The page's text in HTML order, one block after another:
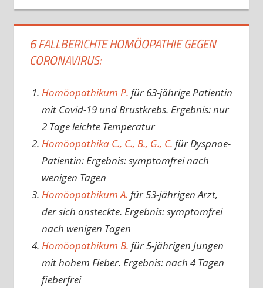
6 FALLBERICHTE HOMÖOPATHIE GEGEN
CORONAVIRUS:
Homöopathikum P. für 63-jährige Patientin
mit Covid-19 und Brustkrebs. Ergebnis: nur
2 Tage leichte Temperatur
Homöopathika C., C., B., G., C. für Dyspnoe-
Patientin: Ergebnis: symptomfrei nach
wenigen Tagen
Homöopathikum A. für 53-jährigen Arzt,
der sich ansteckte. Ergebnis: symptomfrei
nach wenigen Tagen
Homöopathikum B. für 5-jährigen Jungen
mit hohem Fieber. Ergebnis: nach 4 Tagen
fieberfrei